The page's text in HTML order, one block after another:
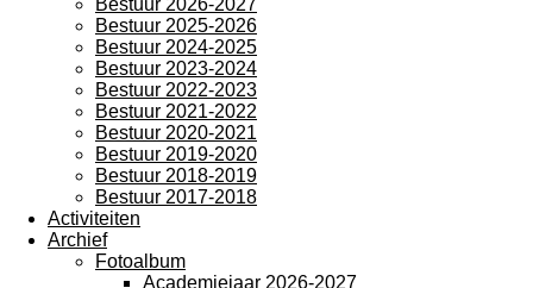
Bestuur 2026-2027
Bestuur 2025-2026
Bestuur 2024-2025
Bestuur 2023-2024
Bestuur 2022-2023
Bestuur 2021-2022
Bestuur 2020-2021
Bestuur 2019-2020
Bestuur 2018-2019
Bestuur 2017-2018
Activiteiten
Archief
Fotoalbum
Academiejaar 2026-2027